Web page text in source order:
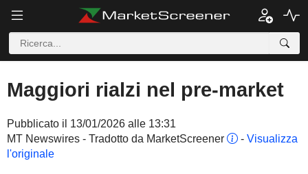
Maggiori rialzi nel pre-market
Pubblicato il 13/01/2026 alle 13:31
MT Newswires - Tradotto da MarketScreener
- Visualizza
l'originale